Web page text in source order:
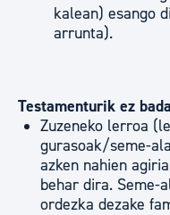
kalean) esango
arrunta).
Testamenturik ez
Zuzeneko lerroa
gurasoak/seme-
azken nahien
behar dira. Seme-
ordezka dezake